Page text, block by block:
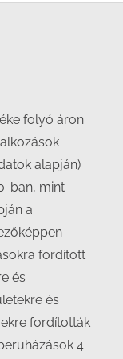
folyó áron
alapján)
ban, mint
a
fordított
és
és
fordították
4